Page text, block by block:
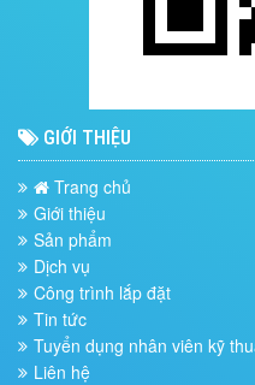
GIỚI THIỆU
Trang chủ
Giới thiệu
Sản phẩm
Dịch vụ
Công trình lắp đặt
Tin tức
Tuyển dụng nhân viên kỹ
Liên hệ